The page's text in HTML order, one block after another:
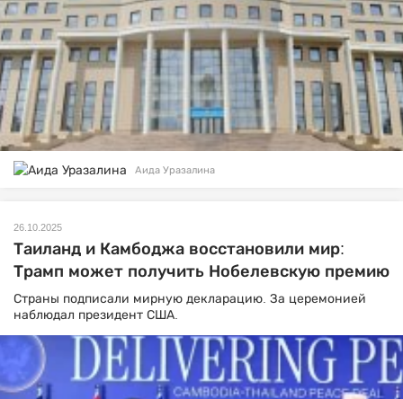
Аида Уразалина
26.10.2025
Таиланд и Камбоджа восстановили мир:
Трамп может получить Нобелевскую премию
Страны подписали мирную декларацию. За церемонией
наблюдал президент США.